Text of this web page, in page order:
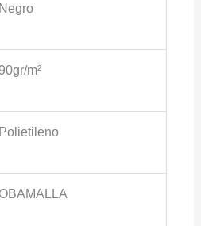
Negro
90gr/m²
Polietileno